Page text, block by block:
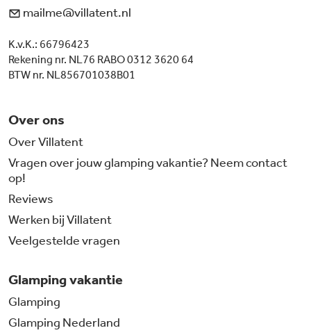
mailme@villatent.nl
K.v.K.: 66796423
Rekening nr. NL76 RABO 0312 3620 64
BTW nr. NL856701038B01
Over ons
Over Villatent
Vragen over jouw glamping vakantie? Neem contact
op!
Reviews
Werken bij Villatent
Veelgestelde vragen
Glamping vakantie
Glamping
Glamping Nederland